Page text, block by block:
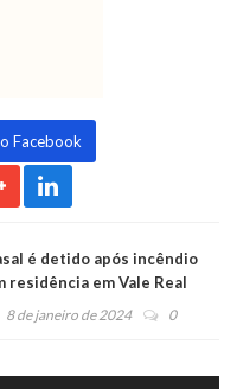
Facebook
é detido após incêndio
residência em Vale Real
8 de janeiro de 2024 0